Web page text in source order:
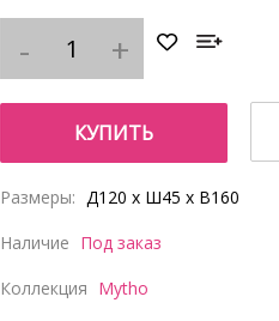
КУПИТЬ
Размеры: Д120 x Ш45 x В160
Наличие Под заказ
Коллекция Mytho